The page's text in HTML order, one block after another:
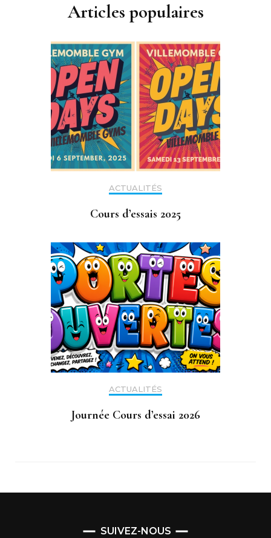
Articles populaires
ACTUALITÉS
Cours d’essais 2025
ACTUALITÉS
Journée Cours d’essai 2026
SUIVEZ-NOUS